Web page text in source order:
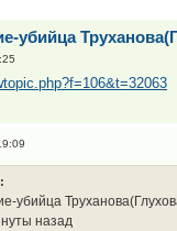
убийца
убийца
назад